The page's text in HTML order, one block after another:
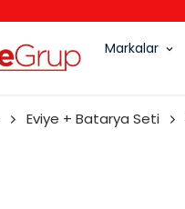
Markalar
Eviye + Batarya Seti